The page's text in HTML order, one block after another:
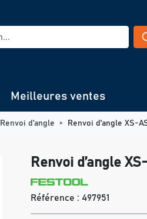
Meilleures ventes
Renvoi d'angle Renvoi d’angle XS-
Renvoi d’angle
Référence : 497951